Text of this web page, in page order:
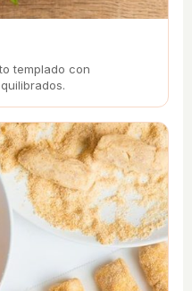
templado con